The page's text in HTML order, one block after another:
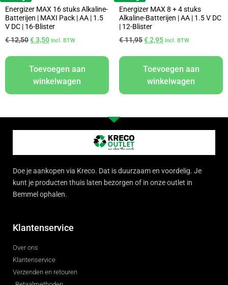
Energizer MAX 16 stuks Alkaline-
Batterijen | MAXI Pack | AA | 1.5
V DC | 16-Blister
€12,50€3,50 Incl. BTW
Toevoegen aan
winkelwagen
Energizer MAX 8 + 4 stuks
Alkaline-Batterijen | AA | 1.5 V DC
| 12-Blister
€11,95€2,95 Incl. BTW
Toevoegen aan
winkelwagen
Doe je aankopen via Kreco. Dat is duurzaam en voordelig. Je
kunt je producten thuis laten bezorgen of in onze outlet in
Bemmel ophalen.
Klantenservice
Over ons
Klantenservice
Verzenden en retouren